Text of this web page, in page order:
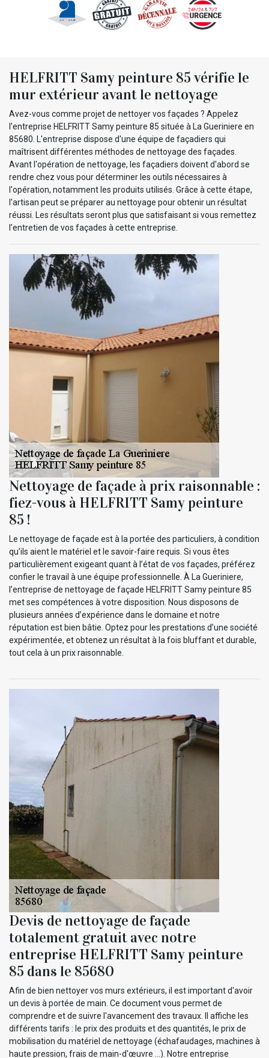
HELFRITT Samy peinture 85 vérifie le
mur extérieur avant le nettoyage
Avez-vous comme projet de nettoyer vos façades ? Appelez
l’entreprise HELFRITT Samy peinture 85 située à La Gueriniere en
85680. L'entreprise dispose d'une équipe de façadiers qui
maîtrisent différentes méthodes de nettoyage des façades.
Avant l'opération de nettoyage, les façadiers doivent d'abord se
rendre chez vous pour déterminer les outils nécessaires à
l'opération, notamment les produits utilisés. Grâce à cette étape,
l'artisan peut se préparer au nettoyage pour obtenir un résultat
réussi. Les résultats seront plus que satisfaisant si vous remettez
l’entretien de vos façades à cette entreprise.
Nettoyage de façade à prix raisonnable :
fiez-vous à HELFRITT Samy peinture
85 !
Le nettoyage de façade est à la portée des particuliers, à condition
qu’ils aient le matériel et le savoir-faire requis. Si vous êtes
particulièrement exigeant quant à l’état de vos façades, préférez
confier le travail à une équipe professionnelle. À La Gueriniere,
l’entreprise de nettoyage de façade HELFRITT Samy peinture 85
met ses compétences à votre disposition. Nous disposons de
plusieurs années d’expérience dans le domaine et notre
réputation est bien bâtie. Optez pour les prestations d’une société
expérimentée, et obtenez un résultat à la fois bluffant et durable,
tout cela à un prix raisonnable.
Devis de nettoyage de façade
totalement gratuit avec notre
entreprise HELFRITT Samy peinture
85 dans le 85680
Afin de bien nettoyer vos murs extérieurs, il est important d'avoir
un devis à portée de main. Ce document vous permet de
comprendre et de suivre l'avancement des travaux. Il affiche les
différents tarifs : le prix des produits et des quantités, le prix de
mobilisation du matériel de nettoyage (échafaudages, machines à
haute pression, frais de main-d'œuvre ...). Notre entreprise